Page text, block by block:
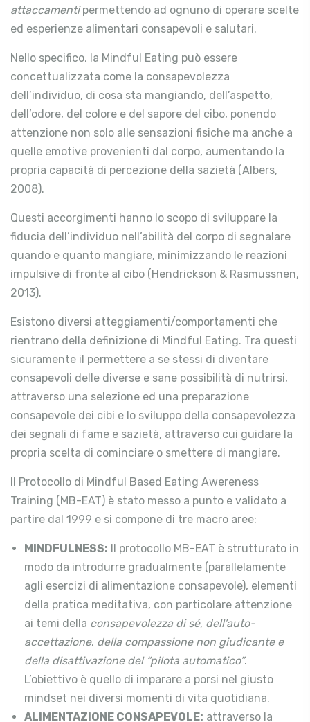
attaccamentipermettendo ad ognuno di operare scelte
ed esperienze alimentari consapevoli e salutari.
Nello specifico, la Mindful Eating può essere
concettualizzata come la consapevolezza
dell’individuo, di cosa sta mangiando, dell’aspetto,
dell’odore, del colore e del sapore del cibo, ponendo
attenzione non solo alle sensazioni fisiche ma anche a
quelle emotive provenienti dal corpo, aumentando la
propria capacità di percezione della sazietà (Albers,
2008).
Questi accorgimenti hanno lo scopo di sviluppare la
fiducia dell’individuo nell’abilità del corpo di segnalare
quando e quanto mangiare, minimizzando le reazioni
impulsive di fronte al cibo (Hendrickson & Rasmussnen,
2013).
Esistono diversi atteggiamenti/comportamenti che
rientrano della definizione di Mindful Eating. Tra questi
sicuramente il permettere a se stessi di diventare
consapevoli delle diverse e sane possibilità di nutrirsi,
attraverso una selezione ed una preparazione
consapevole dei cibi e lo sviluppo della consapevolezza
dei segnali di fame e sazietà, attraverso cui guidare la
propria scelta di cominciare o smettere di mangiare.
Il Protocollo di Mindful Based Eating Awereness
Training (MB-EAT) è stato messo a punto e validato a
partire dal 1999 e si compone di tre macro aree:
MINDFULNESS: Il protocollo MB-EAT è strutturato in
modo da introdurre gradualmente (parallelamente
agli esercizi di alimentazione consapevole), elementi
della pratica meditativa, con particolare attenzione
ai temi della consapevolezza di sé, dell’auto-
accettazione, della compassione non giudicante e
della disattivazione del “pilota automatico”.
L’obiettivo è quello di imparare a porsi nel giusto
mindset nei diversi momenti di vita quotidiana.
ALIMENTAZIONE CONSAPEVOLE: attraverso la